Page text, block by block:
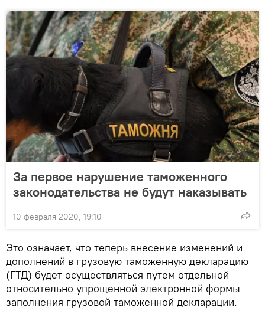
За первое нарушение таможенного
законодательства не будут наказывать
10 февраля 2020, 19:10
Это означает, что теперь внесение изменений и
дополнений в грузовую таможенную декларацию
(ГТД) будет осуществляться путем отдельной
относительно упрощенной электронной формы
заполнения грузовой таможенной декларации.